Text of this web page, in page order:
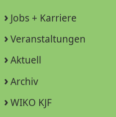
Jobs + Karriere
Veranstaltungen
Aktuell
Archiv
WIKO KJF